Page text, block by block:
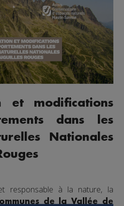
et modifications
dans les
Nationales
responsable à la nature, la
de la Vallée de